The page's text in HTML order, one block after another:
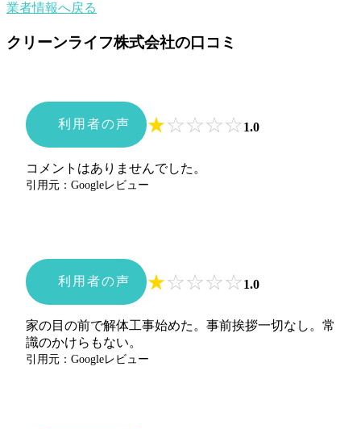
業者情報へ戻る
クリーンライフ株式会社の口コミ
利用者の声 ★☆☆☆☆1.0
コメントはありませんでした。
引用元：Googleレビュー
利用者の声 ★☆☆☆☆1.0
家の目の前で解体工事始めた。事前挨拶一切なし。常
識のかけらもない。
引用元：Googleレビュー